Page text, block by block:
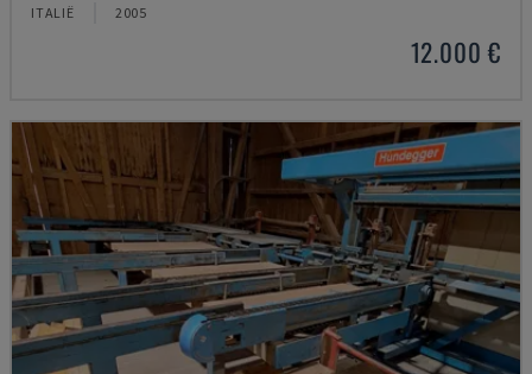
ITALIË 2005
12.000 €